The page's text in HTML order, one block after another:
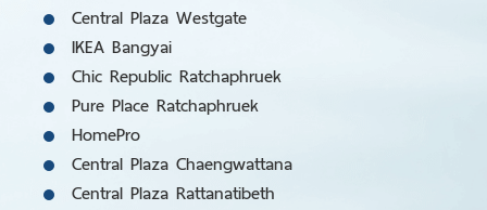
Central Plaza Westgate
IKEA Bangyai
Chic Republic Ratchaphruek
Pure Place Ratchaphruek
HomePro
Central Plaza Chaengwattana
Central Plaza Rattanatibeth